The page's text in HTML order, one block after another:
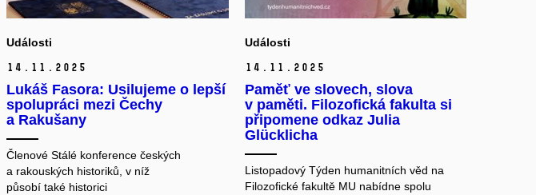
Události
14. 11. 2025
Lukáš Fasora: Usilujeme o lepší
spolupráci mezi Čechy
a Rakušany
Členové Stálé konference českých
a rakouských historiků, v níž
působí také historici
Události
14. 11. 2025
Paměť ve slovech, slova
v paměti. Filozofická fakulta si
připomene odkaz Julia
Glücklicha
Listopadový Týden humanitních věd na
Filozofické fakultě MU nabídne spolu